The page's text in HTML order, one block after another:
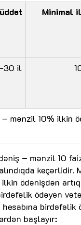
Minimal
30 il
– mənzil 10% ilkin
– mənzil 10
ödənişdən
ödəyən
başlayır: